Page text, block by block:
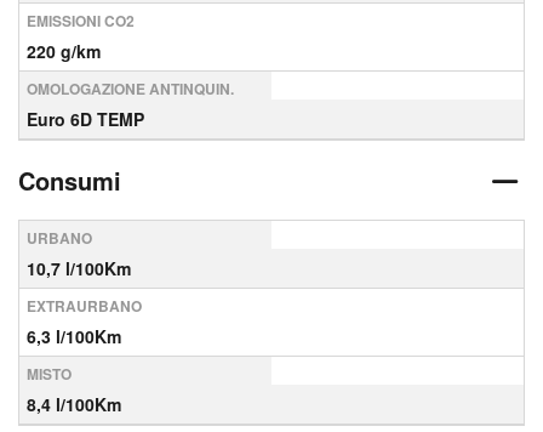
EMISSIONI CO2
220 g/km
OMOLOGAZIONE ANTINQUIN.
Euro 6D TEMP
Consumi
URBANO
10,7 l/100Km
EXTRAURBANO
6,3 l/100Km
MISTO
8,4 l/100Km